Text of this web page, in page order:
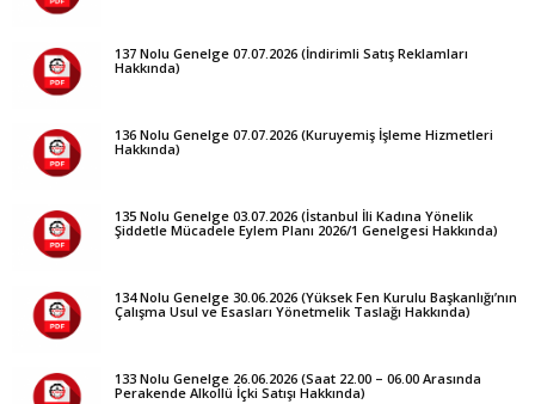
137 Nolu Genelge 07.07.2026 (İndirimli Satış Reklamları
Hakkında)
136 Nolu Genelge 07.07.2026 (Kuruyemiş İşleme Hizmetleri
Hakkında)
135 Nolu Genelge 03.07.2026 (İstanbul İli Kadına Yönelik
Şiddetle Mücadele Eylem Planı 2026/1 Genelgesi Hakkında)
134 Nolu Genelge 30.06.2026 (Yüksek Fen Kurulu Başkanlığı’nın
Çalışma Usul ve Esasları Yönetmelik Taslağı Hakkında)
133 Nolu Genelge 26.06.2026 (Saat 22.00 – 06.00 Arasında
Perakende Alkollü İçki Satışı Hakkında)